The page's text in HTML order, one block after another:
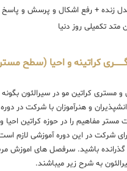
زنده + رفع اشکال و پرسش و پاسخ
تکمیلی روز دنیا
کراتینه و احیا (سطح
و مستری کراتین مو در سیرالئون
و هنرآموزان با شرکت در
مستر مفاهیم را در حوزه کراتین
شرکت در این دوره آموزشی لازم
گذرانده باشید. سرفصل های اموزش
به شرح زیر میباشند.